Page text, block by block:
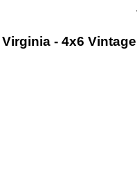
Virginia - 4x6